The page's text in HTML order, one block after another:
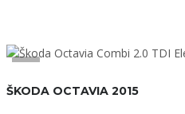
13
ŠKODA OCTAVIA 2015